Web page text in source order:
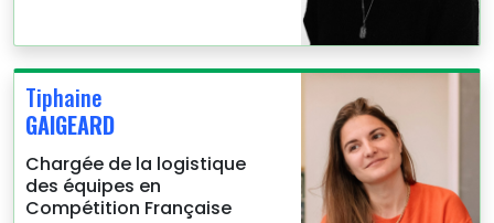
Tiphaine
GAIGEARD
Chargée de la logistique
des équipes en
Compétition Française